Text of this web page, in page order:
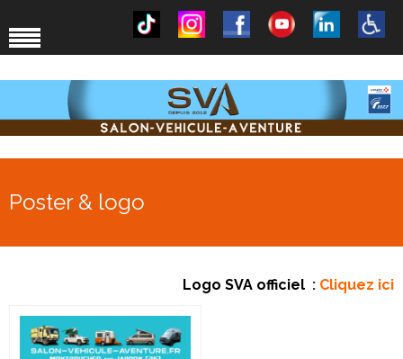
Poster & logo
Logo SVA officiel : Cliquez ici